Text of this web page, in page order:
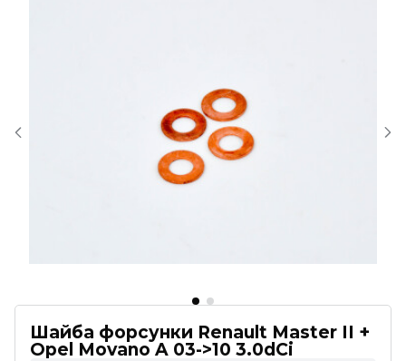
Шайба форсунки Renault Master II +
Opel Movano A 03->10 3.0dCi